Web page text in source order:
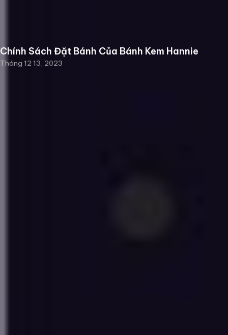
Chính Sách Đặt Bánh Của Bánh Kem Hannie
Tháng 12 13, 2023